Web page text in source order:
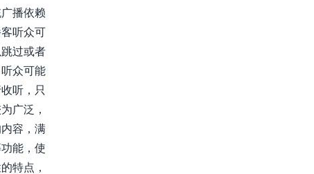
播依赖
听众可
过或者
众可能
听，只
广泛，
容，满
能，使
特点，